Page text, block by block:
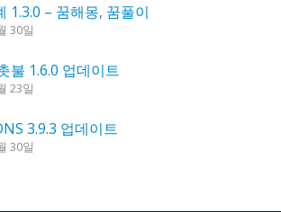
1.3.0 – 꿈해몽, 꿈풀이
30일
불 1.6.0 업데이트
23일
3.9.3 업데이트
30일